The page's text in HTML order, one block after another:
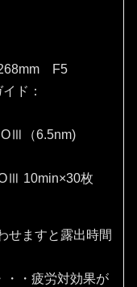
F5
ド：
（6.5nm)
10min×30枚
せますと露出時間
・・疲労対効果が